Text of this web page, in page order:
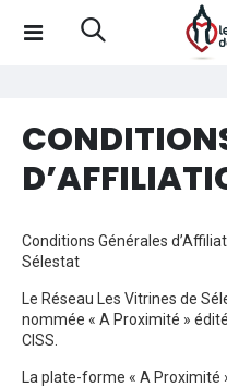
Conditions Générales
Sélestat
Le Réseau Les Vitrines de
nommée « A Proximité »
CISS.
La plate-forme « A